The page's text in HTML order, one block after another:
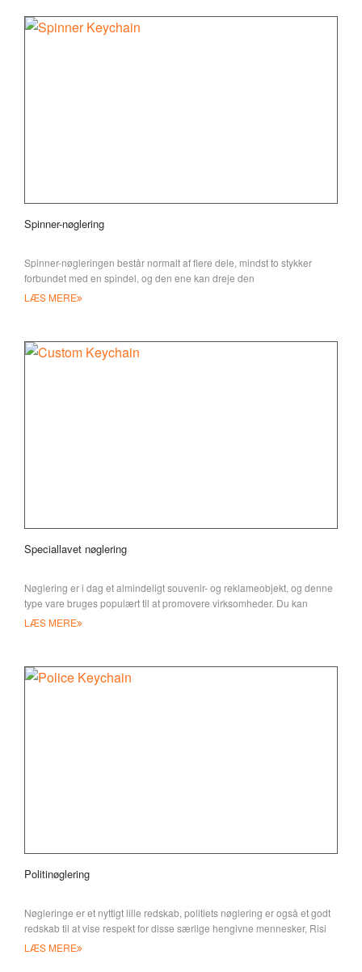
Spinner-nøglering
Spinner-nøgleringen består normalt af flere dele, mindst to stykker
forbundet med en spindel, og den ene kan dreje den
LÆS MERE
Speciallavet nøglering
Nøglering er i dag et almindeligt souvenir- og reklameobjekt, og denne
type vare bruges populært til at promovere virksomheder. Du kan
LÆS MERE
Politinøglering
Nøgleringe er et nyttigt lille redskab, politiets nøglering er også et godt
redskab til at vise respekt for disse særlige hengivne mennesker, Risi
LÆS MERE